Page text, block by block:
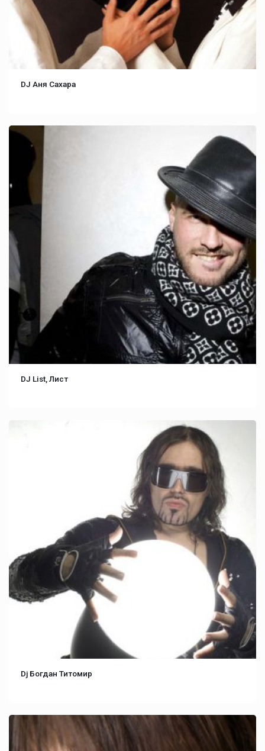
DJ Аня Cахара
DJ List, Лист
Dj Богдан Титомир